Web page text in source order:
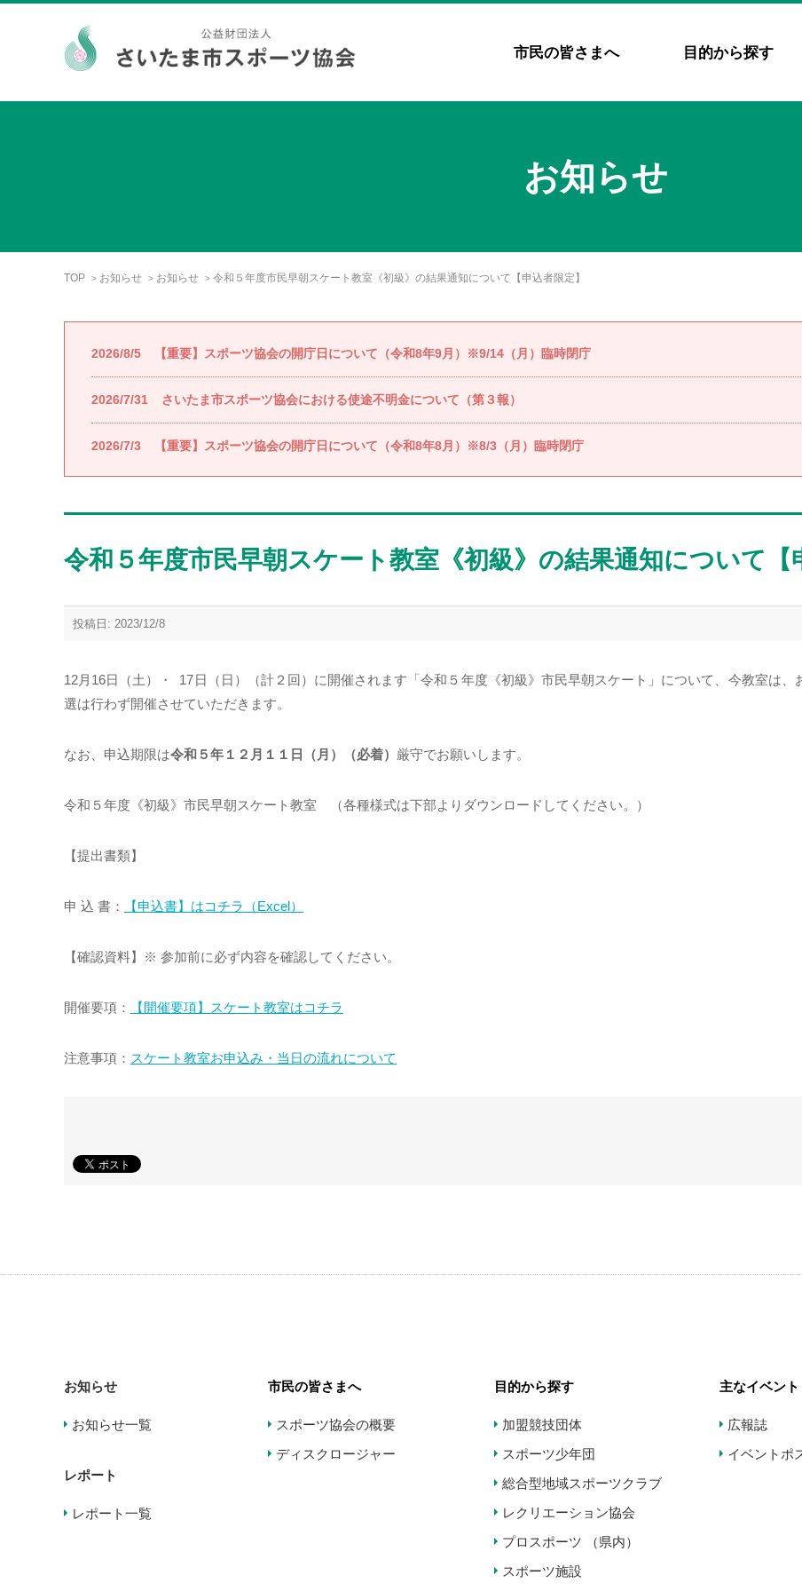
市民の皆さまへ 目的から探す
お知らせ
TOP > お知らせ > お知らせ > 令和５年度市民早朝スケート教室《初級》の結果通知について【申込者限定】
2026/8/5 【重要】スポーツ協会の開庁日について（令和8年9月）※9/14（月）臨時閉庁
2026/7/31 さいたま市スポーツ協会における使途不明金について（第３報）
2026/7/3 【重要】スポーツ協会の開庁日について（令和8年8月）※8/3（月）臨時閉庁
令和５年度市民早朝スケート教室《初級》の結果通知について【
投稿日: 2023/12/8
12月16日（土）・ 17日（日）（計２回）に開催されます「令和５年度《初級》市民早朝スケート」について、今教室は
選は行わず開催させていただきます。
なお、申込期限は令和５年１２月１１日（月）（必着） 厳守でお願いします。
令和５年度《初級》市民早朝スケート教室 （各種様式は下部よりダウンロードしてください。）
【提出書類】
申 込 書： 【申込書】はコチラ（Excel）
【確認資料】※ 参加前に必ず内容を確認してください。
開催要項： 【開催要項】スケート教室はコチラ
注意事項： スケート教室お申込み・当日の流れについて
お知らせ
お知らせ一覧
レポート
レポート一覧
市民の皆さまへ
スポーツ協会の概要
ディスクロージャー
目的から探す
加盟競技団体
スポーツ少年団
総合型地域スポーツクラブ
レクリエーション協会
プロスポーツ （県内）
スポーツ施設
主なイベント
広報誌
イベントポ